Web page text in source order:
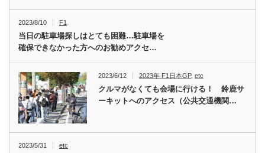
2023/8/10 F1
当日の駐車場探しはとても困難…駐車場を
確保できなかった方へのお勧めアクセ…
2023/6/12 2023年 F1日本GP,etc
クルマがなくても会場に行ける！ 鈴鹿サ
ーキットへのアクセス（公共交通機関…
2023/5/31 etc